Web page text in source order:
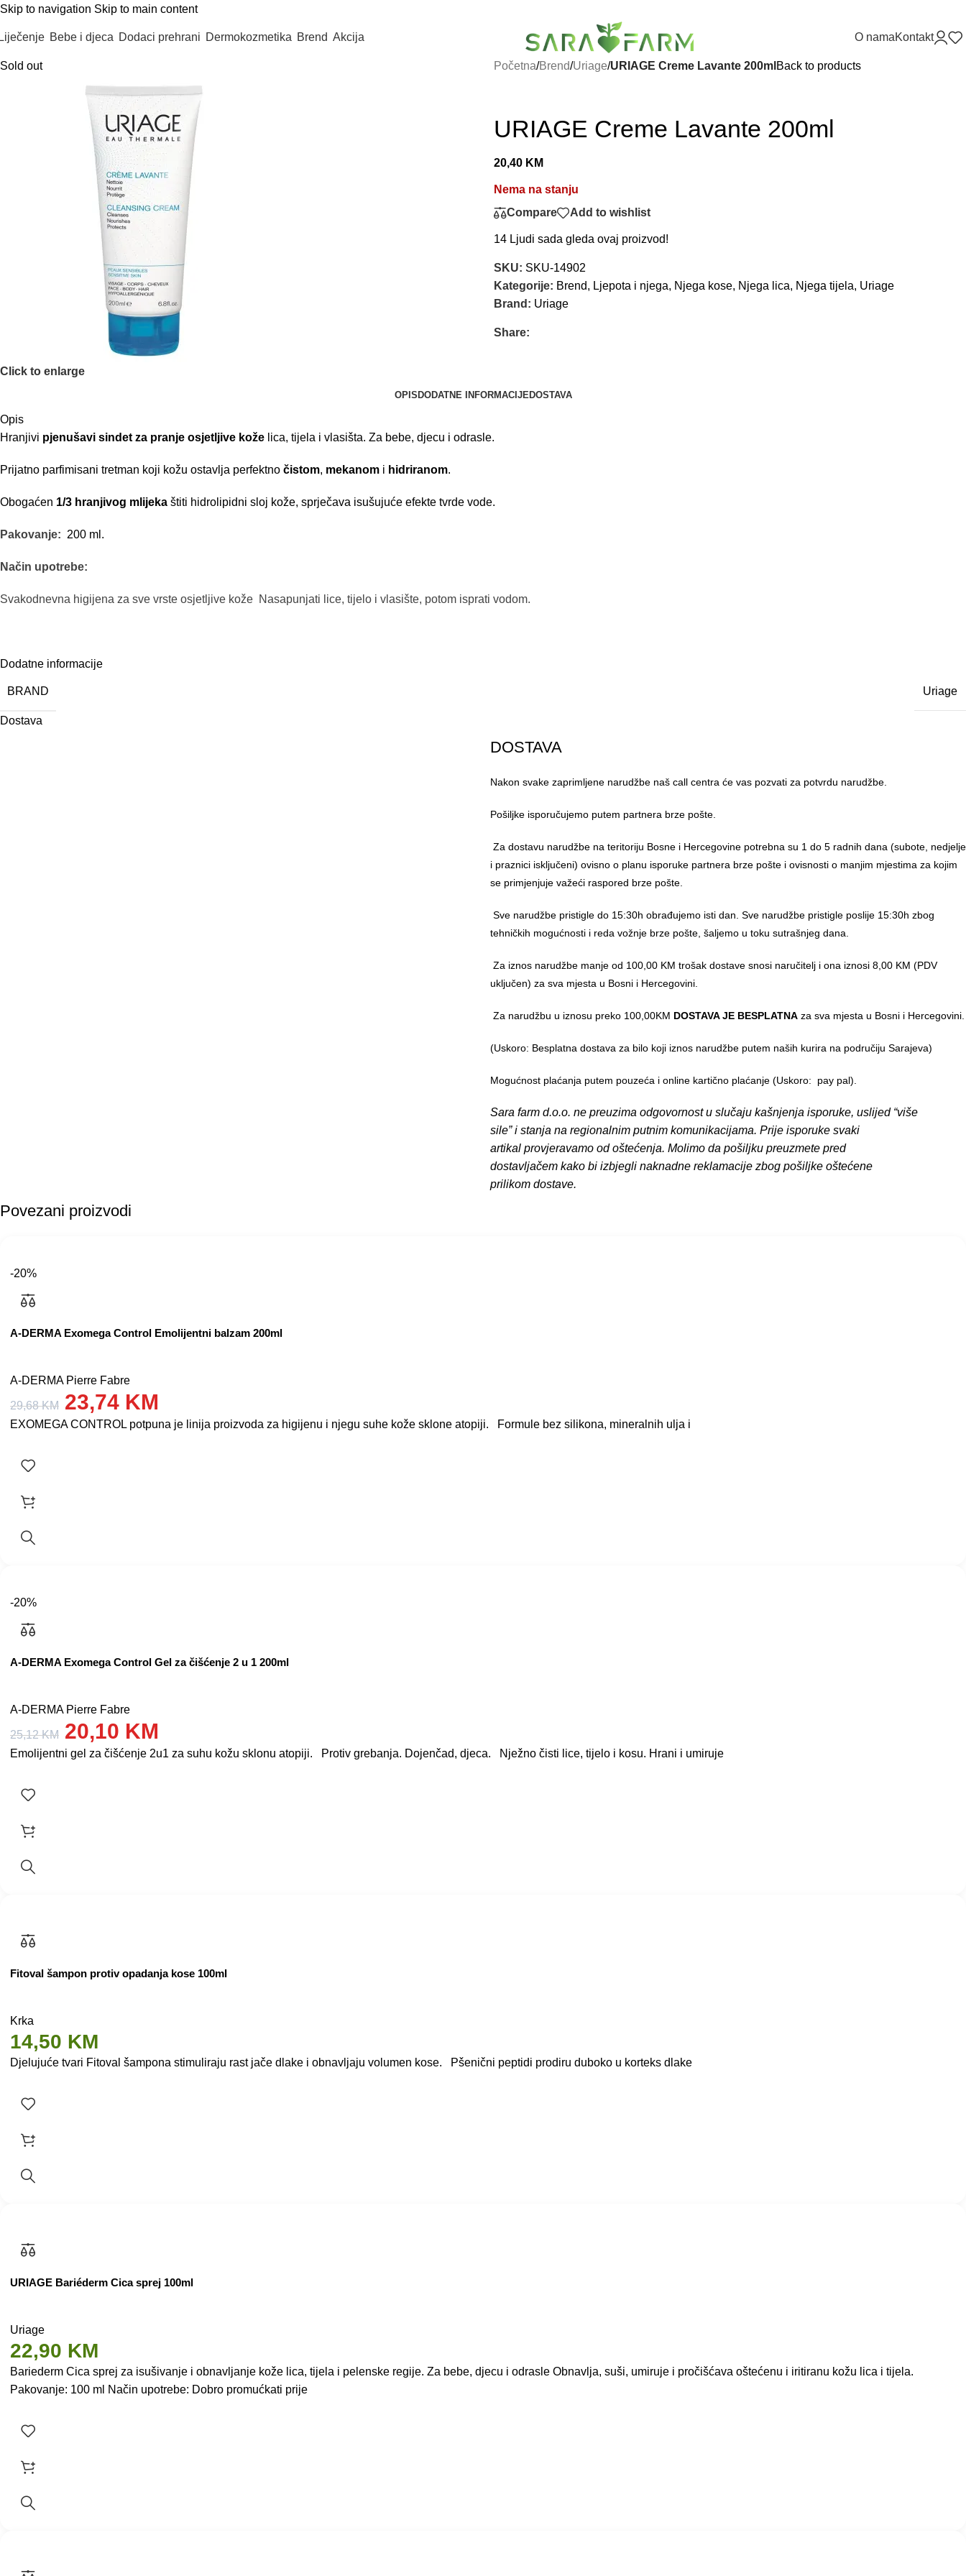
Skip to navigation Skip to main content
Bebe i djeca Dodaci prehrani Dermokozmetika Brend Akcija O namaKontakt
Sold out
Click to enlarge
Početna/Brend/Uriage/URIAGE Creme Lavante 200ml Back to products
URIAGE Creme Lavante 200ml
20,40 KM
Nema na stanju
Compare
Add to wishlist
14 Ljudi sada gleda ovaj proizvod!
SKU: SKU-14902
Kategorije: Brend, Ljepota i njega, Njega kose, Njega lica, Njega tijela, Uriage
Brand: Uriage
Share:
OPISDODATNE INFORMACIJEDOSTAVA
Opis
Hranjivi pjenušavi sindet za pranje osjetljive kože lica, tijela i vlasišta. Za bebe, djecu i odrasle.
Prijatno parfimisani tretman koji kožu ostavlja perfektno čistom, mekanom i hidriranom.
Obogaćen 1/3 hranjivog mlijeka štiti hidrolipidni sloj kože, sprječava isušujuće efekte tvrde vode.
Pakovanje: 200 ml.
Način upotrebe:
Svakodnevna higijena za sve vrste osjetljive kože Nasapunjati lice, tijelo i vlasište, potom isprati vodom.
Dodatne informacije
BRAND Uriage
Dostava
DOSTAVA
Nakon svake zaprimljene narudžbe naš call centra će vas pozvati za potvrdu narudžbe.
Pošiljke isporučujemo putem partnera brze pošte.
Za dostavu narudžbe na teritoriju Bosne i Hercegovine potrebna su 1 do 5 radnih dana (subote, nedjelje
i praznici isključeni) ovisno o planu isporuke partnera brze pošte i ovisnosti o manjim mjestima za kojim
se primjenjuje važeći raspored brze pošte.
Sve narudžbe pristigle do 15:30h obrađujemo isti dan. Sve narudžbe pristigle poslije 15:30h zbog
tehničkih mogućnosti i reda vožnje brze pošte, šaljemo u toku sutrašnjeg dana.
Za iznos narudžbe manje od 100,00 KM trošak dostave snosi naručitelj i ona iznosi 8,00 KM (PDV
uključen) za sva mjesta u Bosni i Hercegovini.
Za narudžbu u iznosu preko 100,00KM DOSTAVA JE BESPLATNA za sva mjesta u Bosni i Hercegovini.
(Uskoro: Besplatna dostava za bilo koji iznos narudžbe putem naših kurira na područiju Sarajeva)
Mogućnost plaćanja putem pouzeća i online kartično plaćanje (Uskoro: pay pal).
Sara farm d.o.o. ne preuzima odgovornost u slučaju kašnjenja isporuke, uslijed “više
sile” i stanja na regionalnim putnim komunikacijama. Prije isporuke svaki
artikal provjeravamo od oštećenja. Molimo da pošiljku preuzmete pred
dostavljačem kako bi izbjegli naknadne reklamacije zbog pošiljke oštećene
prilikom dostave.
Povezani proizvodi
-20%
A-DERMA Exomega Control Emolijentni balzam 200ml
A-DERMA Pierre Fabre
29,68KM 23,74 KM
EXOMEGA CONTROL potpuna je linija proizvoda za higijenu i njegu suhe kože sklone atopiji. Formule bez silikona, mineralnih ulja i
-20%
A-DERMA Exomega Control Gel za čišćenje 2 u 1 200ml
A-DERMA Pierre Fabre
25,12KM 20,10 KM
Emolijentni gel za čišćenje 2u1 za suhu kožu sklonu atopiji. Protiv grebanja. Dojenčad, djeca. Nježno čisti lice, tijelo i kosu. Hrani i umiruje
Fitoval šampon protiv opadanja kose 100ml
Krka
14,50 KM
Djelujuće tvari Fitoval šampona stimuliraju rast jače dlake i obnavljaju volumen kose. Pšenični peptidi prodiru duboko u korteks dlake
URIAGE Bariéderm Cica sprej 100ml
Uriage
22,90 KM
Bariederm Cica sprej za isušivanje i obnavljanje kože lica, tijela i pelenske regije. Za bebe, djecu i odrasle Obnavlja, suši, umiruje i pročišćava oštećenu i iritiranu kožu lica i tijela.
Pakovanje: 100 ml Način upotrebe: Dobro promućkati prije